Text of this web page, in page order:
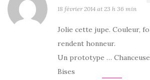
18 février 2014 at 23 h 36 min
Jolie cette jupe. Couleur,
rendent honneur.
Un prototype … Chanceuse
Bises